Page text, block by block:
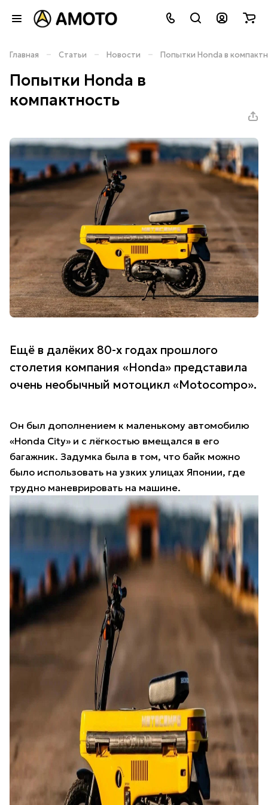
Главная – Статьи – Новости – Попытки Honda в
Попытки Honda в
компактность
Ещё в далёких 80-х годах прошлого
столетия компания «Honda» представила
очень необычный мотоцикл «Motocompo».
Он был дополнением к маленькому автомобилю
«Honda City» и с лёгкостью вмещался в его
багажник. Задумка была в том, что байк можно
было использовать на узких улицах Японии, где
трудно маневрировать на машине.